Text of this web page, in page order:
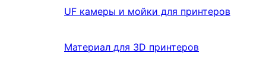
UF камеры и мойки для принтеров
Материал для 3D принтеров